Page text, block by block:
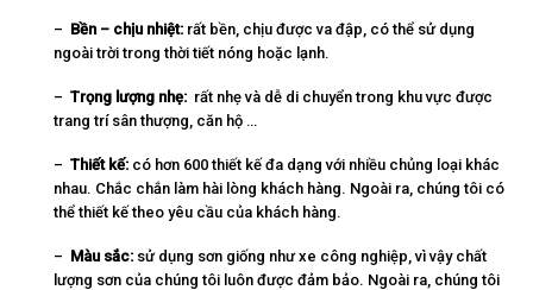
– Bền – chịu nhiệt: rất bền, chịu được va đập, có thể sử dụng
ngoài trời trong thời tiết nóng hoặc lạnh.
– Trọng lượng nhẹ: rất nhẹ và dễ di chuyển trong khu vực được
trang trí sân thượng, căn hộ …
– Thiết kế: có hơn 600 thiết kế đa dạng với nhiều chủng loại khác
nhau. Chắc chắn làm hài lòng khách hàng. Ngoài ra, chúng tôi có
thể thiết kế theo yêu cầu của khách hàng.
– Màu sắc: sử dụng sơn giống như xe công nghiệp, vì vậy chất
lượng sơn của chúng tôi luôn được đảm bảo. Ngoài ra, chúng tôi